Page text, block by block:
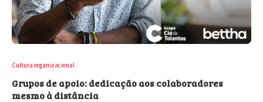
Cultura organizacional
Grupos de apoio: dedicação aos colaboradores
mesmo à distância